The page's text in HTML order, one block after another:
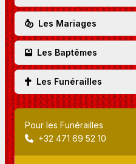
Les Mariages
Les Baptêmes
Les Funérailles
Pour les Funérailles
+32 471 69 52 10